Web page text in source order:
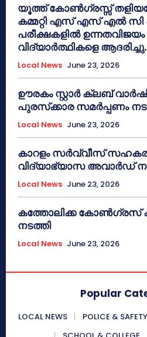
യൂത്ത് കോൺഗ്രസ്സ്
കമ്മറ്റി എസ് എസ് എൽ
പരീക്ഷകളിൽ
വിദ്യാർത്ഥികളെ ആദരിച്ചു.
Local News June 23, 2026
ഊരകം സ്റ്റാർ ക്ലബ്
പുരസ്‌ക്കാര സമർപ്പണം
Local News June 23, 2026
കാറളം സർവ്വീസ്
വിദ്യാഭ്യാസ അവാർഡ്
Local News June 23, 2026
കത്തോലിക്ക കോൺഗ്രസ്
നടത്തി
Local News June 23, 2026
Popular
LOCAL NEWS POLICE & SAFETY